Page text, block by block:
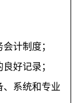
计制度；
好记录；
、系统和专业